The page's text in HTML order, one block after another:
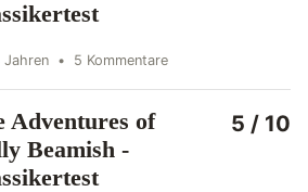
• 5 Kommentare
Adventures of
Beamish -
5 / 10